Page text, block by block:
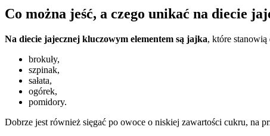
Co można jeść, a czego unikać na diecie
Na diecie jajecznej kluczowym elementem są jajka, które stanowią
brokuły,
szpinak,
sałata,
ogórek,
pomidory.
Dobrze jest również sięgać po owoce o niskiej zawartości cukru, na